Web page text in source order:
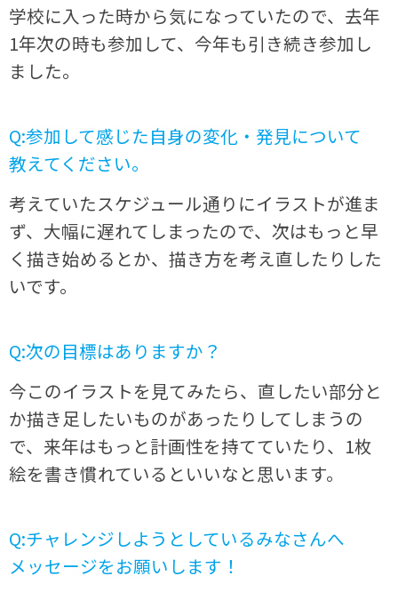
学校に入った時から気になっていたので、去年
1年次の時も参加して、今年も引き続き参加し
ました。
Q:参加して感じた自身の変化・発見について
教えてください。
考えていたスケジュール通りにイラストが進ま
ず、大幅に遅れてしまったので、次はもっと早
く描き始めるとか、描き方を考え直したりした
いです。
Q:次の目標はありますか？
今このイラストを見てみたら、直したい部分と
か描き足したいものがあったりしてしまうの
で、来年はもっと計画性を持てていたり、1枚
絵を書き慣れているといいなと思います。
Q:チャレンジしようとしているみなさんへ
メッセージをお願いします！